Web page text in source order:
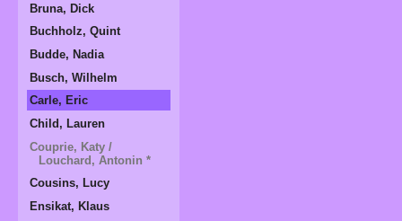
Bruna, Dick
Buchholz, Quint
Budde, Nadia
Busch, Wilhelm
Carle, Eric
Child, Lauren
Couprie, Katy /
Louchard, Antonin *
Cousins, Lucy
Ensikat, Klaus